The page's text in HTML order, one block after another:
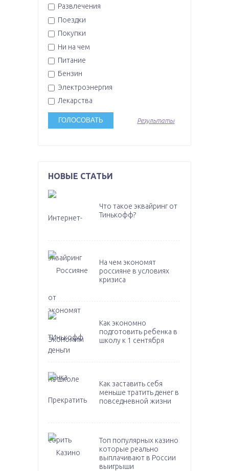
Развлечения
Поездки
Покупки
Ни на чем
Питание
Бензин
Электроэнергия
Лекарства
Результаты
НОВЫЕ СТАТЬИ
Что такое эквайринг от
Тинькофф?
На чем экономят
россияне в условиях
кризиса
Как экономно
подготовить ребенка в
школу к 1 сентября
Как заставить себя
меньше тратить денег в
повседневной жизни
Топ популярных казино
которые реально
выплачивают в России
выигрыши